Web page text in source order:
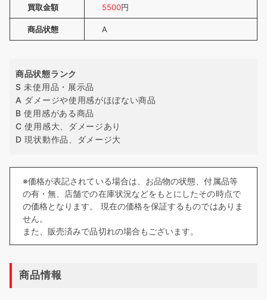
買取金額 5500円
商品状態 A
商品状態ランク
S 未使用品・展示品
A ダメージや使用感がほぼない商品
B 使用感がある商品
C 使用感大、ダメージあり
D 現状動作品、ダメージ大
※価格が表記されている場合は、お品物の状態、付属品等
の有・無、店舗での在庫状況などをもとにしたその時点で
の価格となります。 現在の価格を保証するものではありま
せん。
また、販売済みで品切れの場合もございます。
商品情報